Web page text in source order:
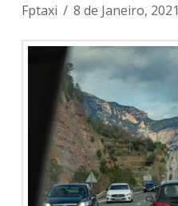
Fptaxi 8 de Janeiro, 2021